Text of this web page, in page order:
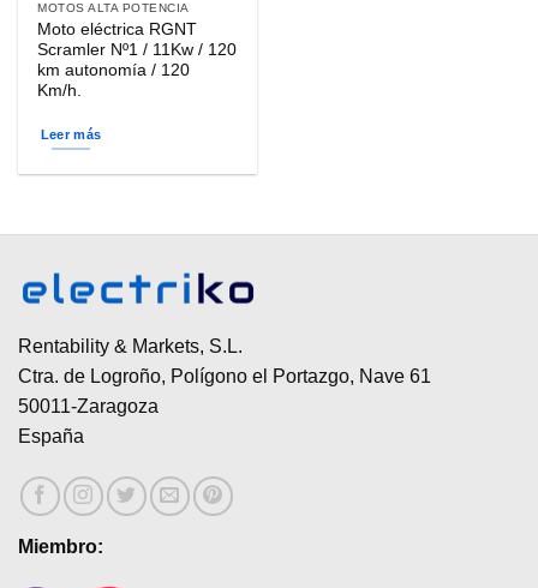
MOTOS ALTA POTENCIA
Moto eléctrica RGNT
Scramler Nº1 / 11Kw / 120
km autonomía / 120
Km/h.
Leer más
Rentability & Markets, S.L.
Ctra. de Logroño, Polígono el Portazgo, Nave 61
50011-Zaragoza
España
Miembro: